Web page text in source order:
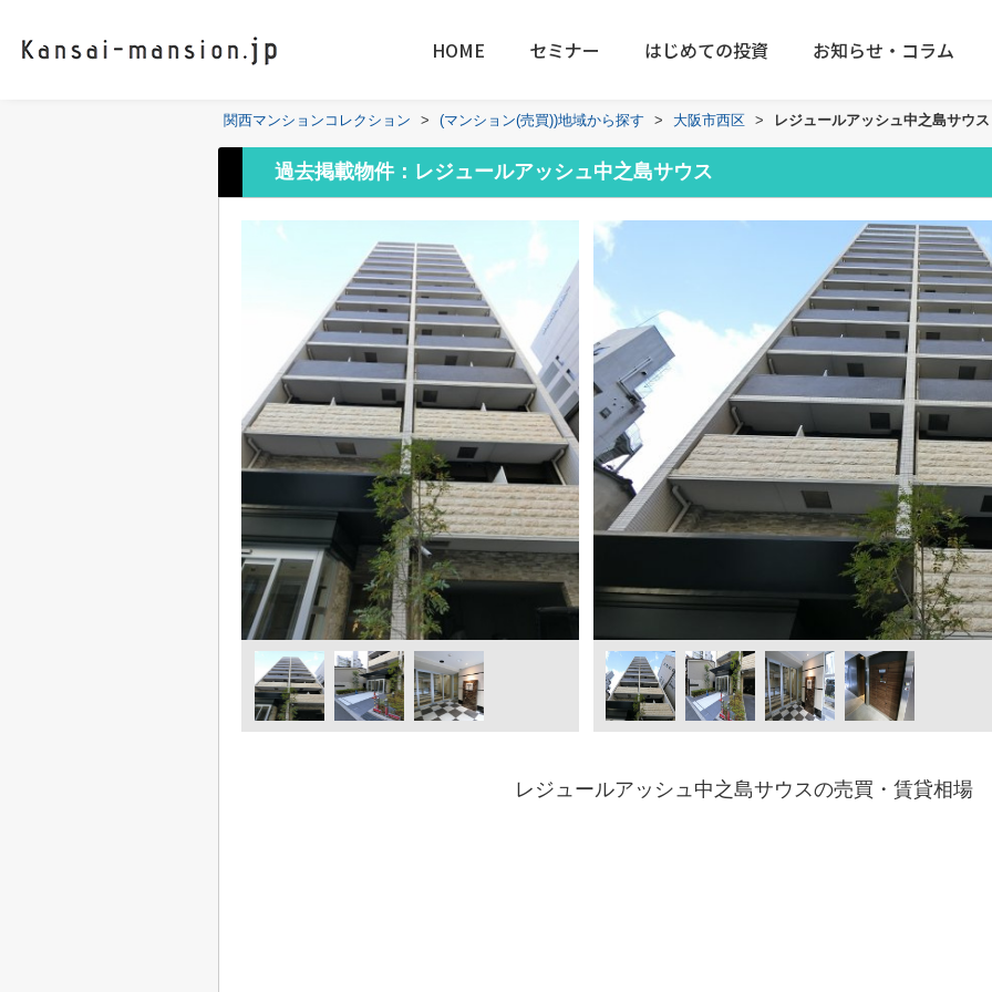
HOME セミナー はじめての投資 お知らせ・コラム
関西マンションコレクション > (マンション(売買))地域から探す > 大阪市西区 > レジュールアッシュ中之島サウス
過去掲載物件：レジュールアッシュ中之島サウス
レジュールアッシュ中之島サウスの売買・賃貸相場